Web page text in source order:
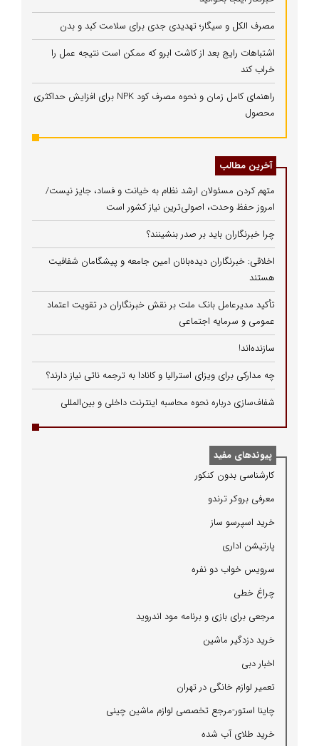
مصرف الکل و سیگار؛ تهدیدی جدی برای سلامت کبد و بدن
اشتباهات رایج بعد از کاشت ابرو که ممکن است نتیجه عمل را
خراب کند
راهنمای کامل زمان و نحوه مصرف کود NPK برای افزایش حداکثری
محصول
آخرین مطالب
متهم کردن مسئولان ارشد نظام به خیانت و فساد، جایز نیست/
امروز حفظ وحدت، اصولی‌ترین نیاز کشور است
چرا خبرنگاران باید بر صدر بنشینند؟
اخلاقی: خبرنگاران دیده‌بانان امین جامعه و پیشگامان شفافیت
هستند
تأکید مدیرعامل بانک ملت بر نقش خبرنگاران در تقویت اعتماد
عمومی و سرمایه اجتماعی
سازنده‌اند!
چه مدارکی برای ویزای استرالیا و کانادا به ترجمه ناتی نیاز دارند؟
شفاف‌سازی درباره نحوه محاسبه اینترنت داخلی و بین‌المللی
پیوندهای مفید
كارشناسی بدون كنكور
معرفی بروكر ترندو
خرید اسپرسو ساز
پارتیشن اداری
سرویس خواب دو نفره
چراغ خطی
مرجعی برای بازی و برنامه مود اندروید
خرید دزدگیر ماشین
اخبار دبی
تعمیر لوازم خانگی در تهران
چاینا استور-مرجع تخصصی لوازم ماشین چینی
خرید طلای آب شده